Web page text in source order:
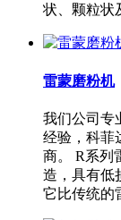
状、颗粒状
雷蒙磨粉机
我们公司专
经验，科菲
商。 R系列
造，具有低
它比传统的